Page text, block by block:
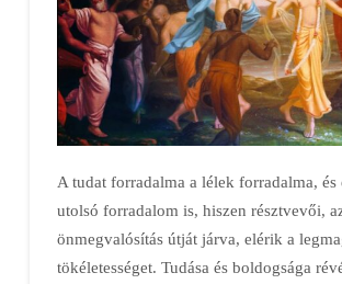
A tudat forradalma a lélek for­ra­dal­ma, és
utolsó for­ra­da­lom is, hiszen résztvevői,
önmegvalósítás útját jár­va, elérik a
tökéletessé­get. Tu­dá­sa és boldogsá­ga